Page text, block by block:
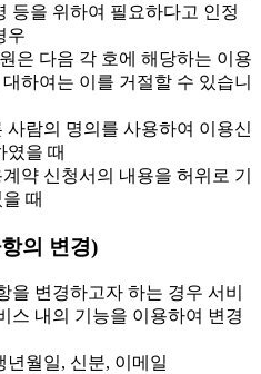
등을 위하여 필요하다고 인정
우
은 다음 각 호에 해당하는 이용
하여는 이를 거절할 수 있습니
사람의 명의를 사용하여 이용신
였을 때
계약 신청서의 내용을 허위로 기
때
의 변경)
을 변경하고자 하는 경우 서비
스 내의 기능을 이용하여 변경
월일, 신분, 이메일